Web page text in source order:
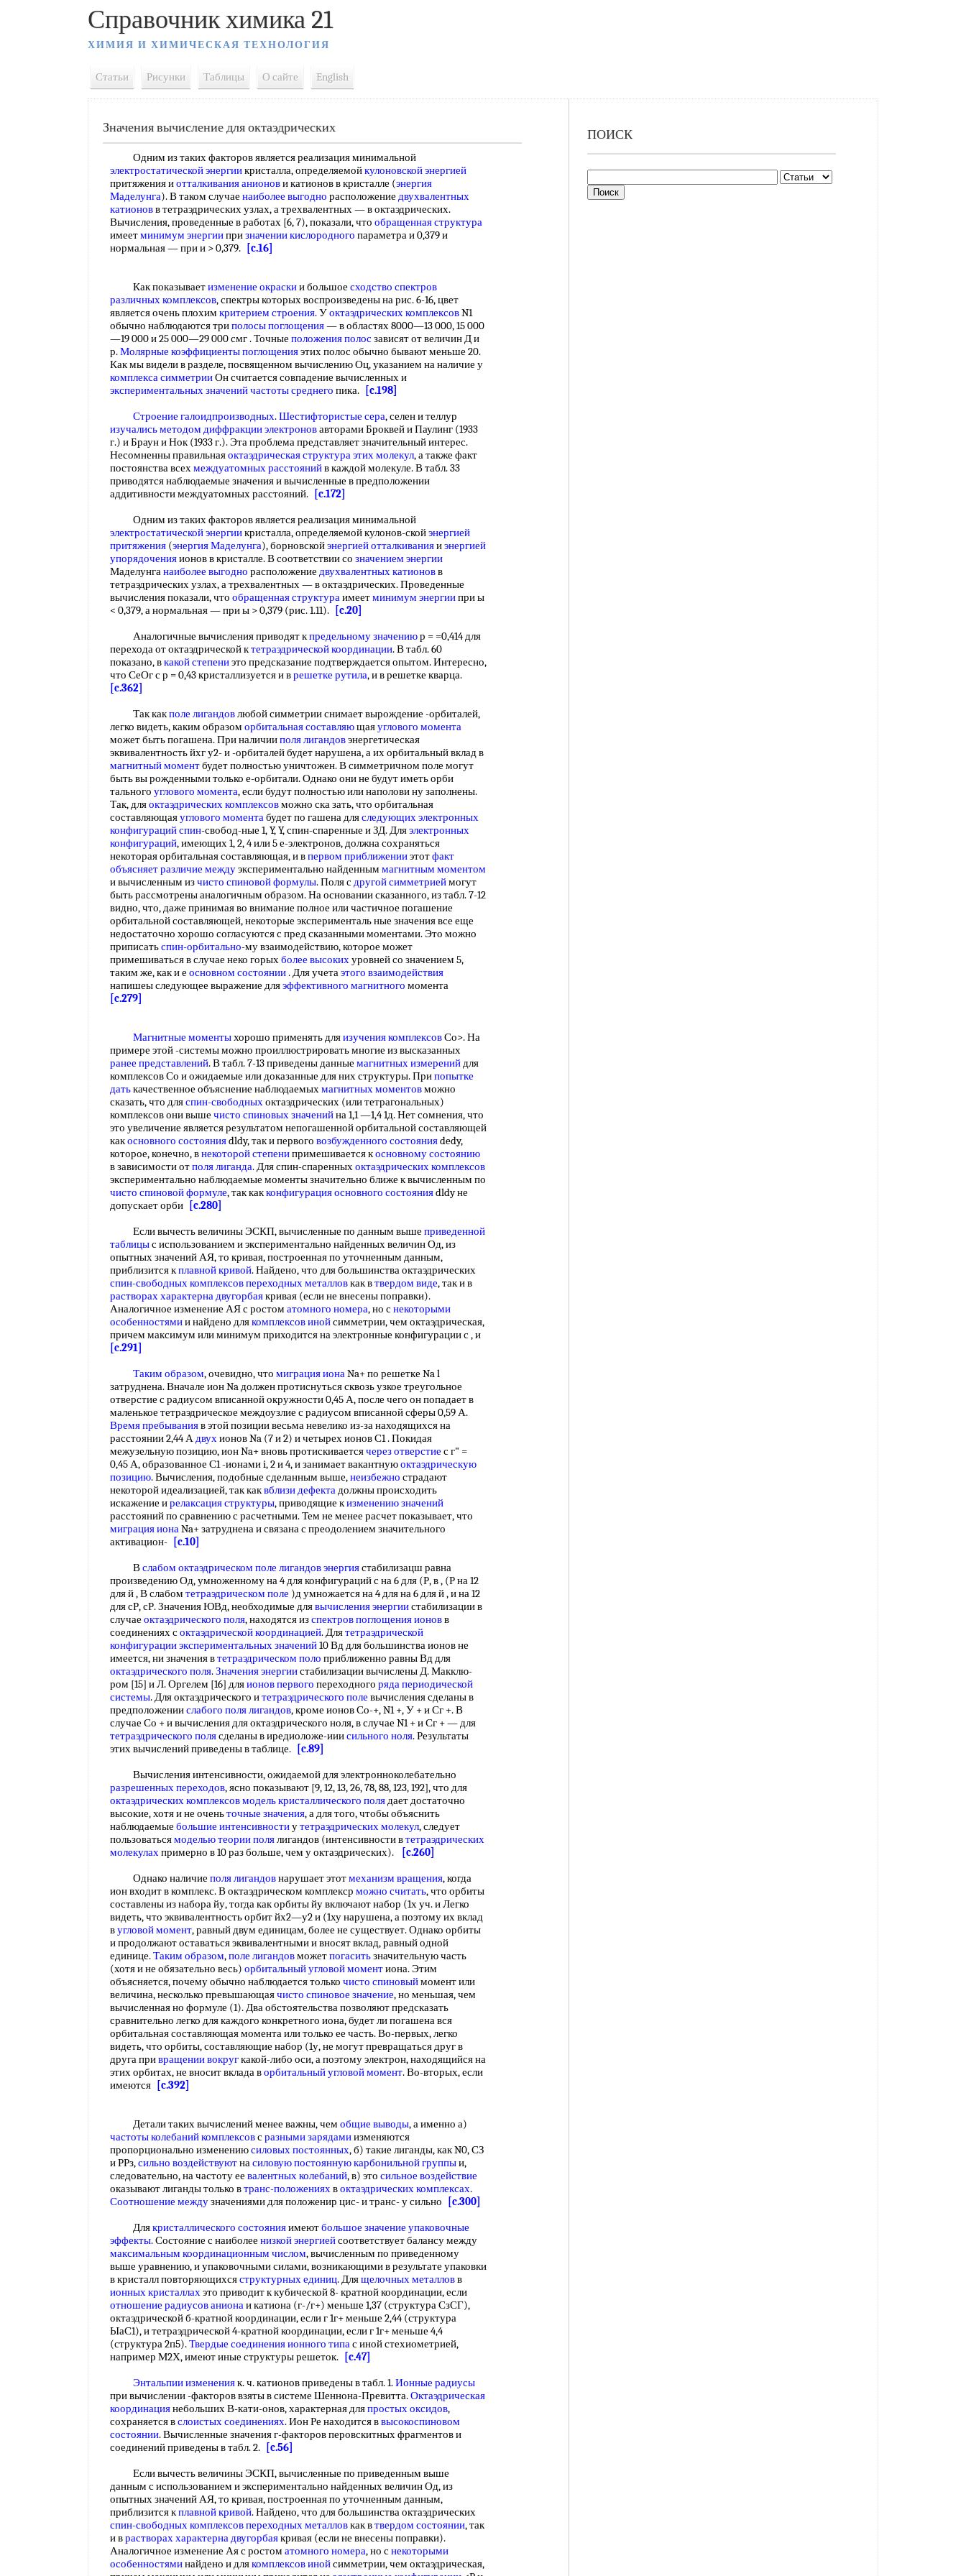
Справочник химика 21
ХИМИЯ И ХИМИЧЕСКАЯ ТЕХНОЛОГИЯ
Статьи Рисунки Таблицы О сайте English
Значения вычисление для октаэдрических
Одним из таких факторов является реализация минимальной
электростатической энергиикристалла, определяемойкулоновской энергией
притяжения иотталкивания анионови катионов в кристалле (энергия
Маделунга). В таком случае наиболее выгодно расположение двухвалентных
катионовв тетраэдрических узлах, а трехвалентных — в октаэдрических.
Вычисления, проведенные в работах [6, 7), показали, что обращенная структура
имеетминимум энергиипризначении кислородного параметра и 0,379 и
нормальная — при и > 0,379.
[c.16]
Как показываетизменение окраскии большое сходство спектров
различных комплексов, спектры которых воспроизведены на рис. 6-16, цвет
является очень плохим критерием строения. Уоктаэдрических комплексовN1
обычно наблюдаются триполосы поглощения— в областях 8000—13 000, 15 000
—19 000 и 25 000—29 000 смг . Точные положения полосзависят от величин Д и
р.Молярные коэффициенты поглощенияэтих полос обычно бывают меньше 20.
Как мы видели в разделе, посвященном вычислению Оц, указанием на наличие у
комплекса симметрииОн считается совпадение вычисленных и
экспериментальных значенийчастоты среднего пика.
[c.198]
Строение галоидпроизводных.Шестифтористые сера, селен и теллур
изучались методом диффракции электроновавторами Броквей и Паулинг (1933
г.) и Браун и Нок (1933 г.). Эта проблема представляет значительный интерес.
Несомненны правильнаяоктаэдрическая структураэтих молекул, а также факт
постоянства всехмеждуатомных расстоянийв каждой молекуле. В табл. 33
приводятся наблюдаемые значения и вычисленные в предположении
аддитивности междуатомных расстояний.
[c.172]
Одним из таких факторов является реализация минимальной
электростатической энергиикристалла, определяемой кулонов-скойэнергией
притяжения (энергия Маделунга), борновскойэнергией отталкиванияиэнергией
упорядоченияионов в кристалле. В соответствии со значением энергии
Маделунганаиболее выгодно расположение двухвалентных катионовв
тетраэдрических узлах, а трехвалентных — в октаэдрических. Проведенные
вычисления показали, что обращенная структураимеетминимум энергиипри ы
< 0,379, а нормальная — при ы > 0,379 (рис. 1.11).
[c.20]
Аналогичные вычисления приводят кпредельному значениюр = =0,414 для
перехода от октаэдрической ктетраэдрической координации. В табл. 60
показано, вкакой степениэто предсказание подтверждается опытом. Интересно,
что СеОг с р = 0,43 кристаллизуется и врешетке рутила, и в решетке кварца.
[c.362]
Так какполе лигандовлюбой симметрии снимает вырождение -орбиталей,
легко видеть, каким образом орбитальная составляющаяуглового момента
может быть погашена. При наличииполя лигандовэнергетическая
эквивалентность йхг у2- и -орбиталей будет нарушена, а их орбитальный вклад в
магнитный моментбудет полностью уничтожен. В симметричном поле могут
быть вы рожденными только е-орбитали. Однако они не будут иметь орби
тального углового момента, если будут полностью или наполови ну заполнены.
Так, дляоктаэдрических комплексовможно ска зать, что орбитальная
составляющаяуглового моментабудет по гашена дляследующих электронных
конфигураций спин-свобод-ные 1, Y, Y, спин-спаренные и ЗД. Дляэлектронных
конфигураций, имеющих 1, 2, 4 или 5 е-электронов, должна сохраняться
некоторая орбитальная составляющая, и впервом приближенииэтотфакт
объясняетразличие междуэкспериментально найденным магнитным моментом
и вычисленным изчисто спиновой формулы. Поля сдругой симметриеймогут
быть рассмотрены аналогичным образом. На основании сказанного, из табл. 7-12
видно, что, даже принимая во внимание полное или частичное погашение
орбитальной составляющей, некоторые эксперименталь ные значения все еще
недостаточно хорошо согласуются с пред сказанными моментами. Это можно
приписатьспин-орбитально-му взаимодействию, которое может
примешиваться в случае неко горыхболее высокихуровней со значением 5,
таким же, как и е основном состоянии. Для учетаэтого взаимодействия
напишеы следующее выражение дляэффективного магнитного момента
[c.279]
Магнитные моментыхорошо применять дляизучения комплексовСо>. На
примере этой -системы можно проиллюстрировать многие из высказанных
ранее представлений. В табл. 7-13 приведены данные магнитных измеренийдля
комплексов Со и ожидаемые или доказанные для них структуры. Припопытке
датькачественное объяснение наблюдаемыхмагнитных моментовможно
сказать, что дляспин-свободныхоктаэдрических (или тетрагональных)
комплексов они выше чисто спиновых значенийна 1,1 —1,4 1д. Нет сомнения, что
это увеличение является результатом непогашенной орбитальной составляющей
какосновного состоянияdldy, так и первого возбужденного состоянияdedy,
которое, конечно, внекоторой степенипримешивается косновному состоянию
в зависимости отполя лиганда. Для спин-спаренныхоктаэдрических комплексов
экспериментально наблюдаемые моменты значительно ближе к вычисленным по
чисто спиновой формуле, так какконфигурация основного состоянияdldy не
допускает орби
[c.280]
Если вычесть величины ЭСКП, вычисленные по данным выше приведенной
таблицыс использованием и экспериментально найденных величин Од, из
опытных значений АЯ, то кривая, построенная по уточненным данным,
приблизится кплавной кривой. Найдено, что для большинства октаэдрических
спин-свободных комплексовпереходных металловкак втвердом виде, так и в
растворах характернадвугорбаякривая (если не внесены поправки).
Аналогичное изменение АЯ с ростом атомного номера, но снекоторыми
особенностямии найдено длякомплексов инойсимметрии, чем октаэдрическая,
причем максимум или минимум приходится на электронные конфигурации с , и
[c.291]
Таким образом, очевидно, что миграция ионаNa+ по решетке Na l
затруднена. Вначале ион Na должен протиснуться сквозь узкое треугольное
отверстие с радиусом вписанной окружности 0,45 А, после чего он попадает в
маленькое тетраэдрическое междоузлие с радиусом вписанной сферы 0,59 А.
Время пребыванияв этой позиции весьма невелико из-за находящихся на
расстоянии 2,44 Адвухионов Na (7 и 2) и четырех ионов С1 . Покидая
межузельную позицию, ион Na+ вновь протискиваетсячерез отверстие с г" =
0,45 А, образованное С1 -ионами i, 2 и 4, и занимает вакантнуюоктаэдрическую
позицию. Вычисления, подобные сделанным выше,неизбежно страдают
некоторой идеализацией, так каквблизи дефектадолжны происходить
искажение ирелаксация структуры, приводящие кизменению значений
расстояний по сравнению с расчетными. Тем не менее расчет показывает, что
миграция ионаNa+ затруднена и связана с преодолением значительного
активацион-
[c.10]
Вслабом октаэдрическом поле лигандов энергиястабилизацш равна
произведению Од, умноженному на 4 для конфигураций с на 6 для (Р, в , (Р на 12
для й , В слабом тетраэдрическом поле )д умножается на 4 для на 6 для й , и на 12
для сР, сР. Значения ЮВд, необходимые длявычисления энергиистабилизации в
случае октаэдрического поля, находятся изспектров поглощения ионовв
соединениях соктаэдрической координацией. Длятетраэдрической
конфигурацииэкспериментальных значений10 Вд для большинства ионов не
имеется, ни значения втетраэдрическом поло приближенно равны Вд для
октаэдрического поля.Значения энергиистабилизации вычислены Д. Макклю-
ром [15] и Л. Оргелем [16] дляионов первого переходного ряда периодической
системы. Для октаэдрического итетраэдрического поле вычисления сделаны в
предположениислабого поля лигандов, кроме ионов Со-+, N1 +, У + и Сг +. В
случае Со + и вычисления для октаэдрического ноля, в случае N1 + и Сг + — для
тетраэдрического полясделаны в иредиоложе-ииисильного ноля. Результаты
этих вычислений приведены в таблице.
[c.89]
Вычисления интенсивности, ожидаемой для электронноколебательно
разрешенных переходов, ясно показывают [9, 12, 13, 26, 78, 88, 123, 192], что для
октаэдрических комплексов моделькристаллического полядает достаточно
высокие, хотя и не оченьточные значения, а для того, чтобы объяснить
наблюдаемые большие интенсивностиутетраэдрических молекул, следует
пользоватьсямоделью теории полялигандов (интенсивности втетраэдрических
молекулахпримерно в 10 раз больше, чем у октаэдрических).
[c.260]
Однако наличие поля лигандовнарушает этотмеханизм вращения, когда
ион входит в комплекс. В октаэдрическом комплекср можно считать, что орбиты
составлены из набора йу, тогда как орбиты йу включают набор (1х уч. и Легко
видеть, что эквивалентность орбит йх2—у2 и (1ху нарушена, а поэтому их вклад
вугловой момент, равный двум единицам, более не существует. Однако орбиты
и продолжают оставаться эквивалентными и вносят вклад, равный одной
единице.Таким образом,поле лигандовможетпогаситьзначительную часть
(хотя и не обязательно весь) орбитальный угловой моментиона. Этим
объясняется, почему обычно наблюдается только чисто спиновыймомент или
величина, несколько превышающаячисто спиновое значение, но меньшая, чем
вычисленная но формуле (1). Два обстоятельства позволяют предсказать
сравнительно легко для каждого конкретного иона, будет ли погашена вся
орбитальная составляющая момента или только ее часть. Во-первых, легко
видеть, что орбиты, составляющие набор (1у, не могут превращаться друг в
друга привращении вокругкакой-либо оси, а поэтому электрон, находящийся на
этих орбитах, не вносит вклада ворбитальный угловой момент. Во-вторых, если
имеются
[c.392]
Детали таких вычислений менее важны, чем общие выводы, а именно а)
частоты колебаний комплексовсразными зарядамиизменяются
пропорционально изменениюсиловых постоянных, б) такие лиганды, как N0, СЗ
и РРз,сильно воздействуютнасиловую постояннуюкарбонильной группыи,
следовательно, на частоту ее валентных колебаний, в) это сильное воздействие
оказывают лиганды только втранс-положенияхвоктаэдрических комплексах.
Соотношение междузначениями для положенир цис- и транс- у сильно
[c.300]
Длякристаллического состоянияимеютбольшое значение упаковочные
эффекты. Состояние с наиболее низкой энергиейсоответствует балансу между
максимальным координационным числом, вычисленным по приведенному
выше уравнению, и упаковочными силами, возникающими в результате упаковки
в кристалл повторяющихсяструктурных единиц. Длящелочных металловв
ионных кристаллахэто приводит к кубической 8- кратной координации, если
отношение радиусов анионаи катиона (г-/г+) меньше 1,37 (структура СзСГ),
октаэдрической б-кратной координации, если г 1г+ меньше 2,44 (структура
ЫаС1), и тетраэдрической 4-кратной координации, если г 1г+ меньше 4,4
(структура 2п5).Твердые соединенияионного типас иной стехиометрией,
например М2Х, имеют иные структуры решеток.
[c.47]
Энтальпии измененияк. ч. катионов приведены в табл. 1.Ионные радиусы
при вычислении -факторов взяты в системе Шеннона-Превитта.Октаэдрическая
координациянебольших В-кати-онов, характерная дляпростых оксидов,
сохраняется вслоистых соединениях. Ион Ре находится ввысокоспиновом
состоянии. Вычисленные значения г-факторов перовскитных фрагментов и
соединений приведены в табл. 2.
[c.56]
Если вычесть величины ЭСКП, вычисленные по приведенным выше
данным с использованием и экспериментально найденных величин Од, из
опытных значений АЯ, то кривая, построенная по уточненным данным,
приблизится кплавной кривой. Найдено, что для большинства октаэдрических
спин-свободных комплексовпереходных металловкак втвердом состоянии, так
и врастворах характернадвугорбаякривая (если не внесены поправки).
Аналогичное изменение Ая с ростом атомного номера, но снекоторыми
особенностяминайдено и длякомплексов инойсимметрии, чем октаэдрическая,
ПОИСК